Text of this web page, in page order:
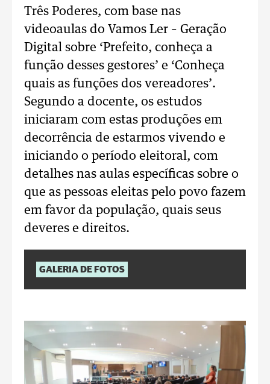
Três Poderes, com base nas
videoaulas do Vamos Ler – Geração
Digital sobre ‘Prefeito, conheça a
função desses gestores’ e ‘Conheça
quais as funções dos vereadores’.
Segundo a docente, os estudos
iniciaram com estas produções em
decorrência de estarmos vivendo e
iniciando o período eleitoral, com
detalhes nas aulas específicas sobre o
que as pessoas eleitas pelo povo fazem
em favor da população, quais seus
deveres e direitos.
GALERIA DE FOTOS